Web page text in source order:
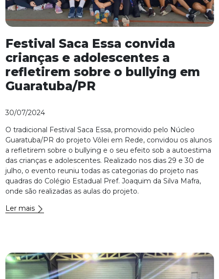
Festival Saca Essa convida
crianças e adolescentes a
refletirem sobre o bullying em
Guaratuba/PR
30/07/2024
O tradicional Festival Saca Essa, promovido pelo Núcleo
Guaratuba/PR do projeto Vôlei em Rede, convidou os alunos
a refletirem sobre o bullying e o seu efeito sob a autoestima
das crianças e adolescentes. Realizado nos dias 29 e 30 de
julho, o evento reuniu todas as categorias do projeto nas
quadras do Colégio Estadual Pref. Joaquim da Silva Mafra,
onde são realizadas as aulas do projeto.
Ler mais